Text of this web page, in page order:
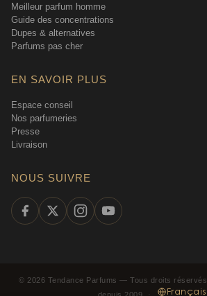
Meilleur parfum homme
Guide des concentrations
Dupes & alternatives
Parfums pas cher
EN SAVOIR PLUS
Espace conseil
Nos parfumeries
Presse
Livraison
NOUS SUIVRE
© 2026 Tendance Parfums — Tous droits réservés
depuis 2009
· Français